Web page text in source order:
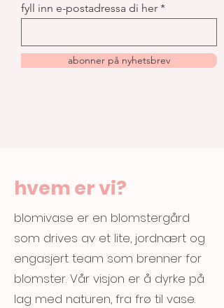
fyll inn e-postadressa di her
abonner på nyhetsbrev
hvem er vi?
blomivase er en blomstergård
som drives av et lite, jordnært og
engasjert team som brenner for
blomster. Vår visjon er å dyrke på
lag med naturen, fra frø til vase.